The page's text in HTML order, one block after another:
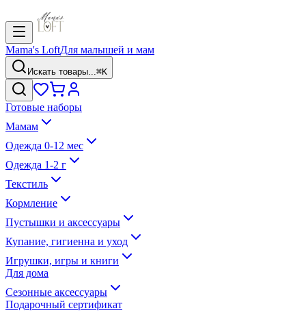
Mama's LoftДля малышей и мам
Искать товары...⌘K
Готовые наборы
Мамам
Одежда 0-12 мес
Одежда 1-2 г
Текстиль
Кормление
Пустышки и аксессуары
Купание, гигиенна и уход
Игрушки, игры и книги
Для дома
Сезонные аксессуары
Подарочный сертификат